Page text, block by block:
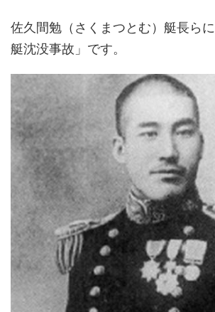
佐久間勉（さくまつとむ）艇長ら
艇沈没事故」です。